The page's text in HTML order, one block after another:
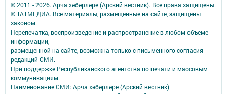
© 2011 - 2026. Арча хәбәрләре (Арский вестник). Все права защищены.
© ТАТМЕДИА. Все материалы, размещенные на сайте, защищены
законом.
Перепечатка, воспроизведение и распространение в любом объеме
информации,
размещенной на сайте, возможна только с письменного согласия
редакций СМИ.
При поддержке Республиканского агентства по печати и массовым
коммуникациям.
Наименование СМИ: Арча хәбәрләре (Арский вестник)